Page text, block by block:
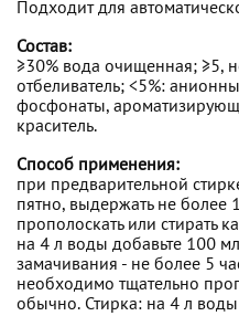
Подходит для
Состав:
≥30% вода очищенная; ≥5,
отбеливатель; <5%:
фосфонаты,
краситель.
Способ применения:
при предварительной
пятно, выдержать не более
прополоскать или стирать
на 4 л воды добавьте 100
замачивания - не более 5
необходимо тщательно
обычно. Стирка: на 4 л воды